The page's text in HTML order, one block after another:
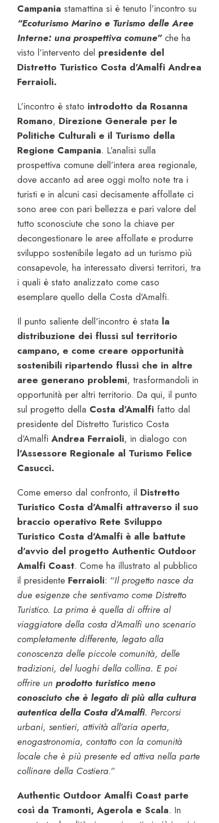
Campania stamattina si è tenuto l’incontro su
“Ecoturismo Marino e Turismo delle Aree
Interne: una prospettiva comune”che ha
visto l’intervento del presidente del
Distretto Turistico Costa d’Amalfi Andrea
Ferraioli.
L’incontro è stato introdotto da Rosanna
Romano, Direzione Generale per le
Politiche Culturali e il Turismo della
Regione Campania. L’analisi sulla
prospettiva comune dell’intera area regionale,
dove accanto ad aree oggi molto note tra i
turisti e in alcuni casi decisamente affollate ci
sono aree con pari bellezza e pari valore del
tutto sconosciute che sono la chiave per
decongestionare le aree affollate e produrre
sviluppo sostenibile legato ad un turismo più
consapevole, ha interessato diversi territori, tra
i quali è stato analizzato come caso
esemplare quello della Costa d’Amalfi.
Il punto saliente dell’incontro è stata la
distribuzione dei flussi sul territorio
campano, e come creare opportunità
sostenibili ripartendo flussi che in altre
aree generano problemi, trasformandoli in
opportunità per altri territorio. Da qui, il punto
sul progetto della Costa d’Amalfi fatto dal
presidente del Distretto Turistico Costa
d’Amalfi Andrea Ferraioli, in dialogo con
l’Assessore Regionale al Turismo Felice
Casucci.
Come emerso dal confronto, il Distretto
Turistico Costa d’Amalfi attraverso il suo
braccio operativo Rete Sviluppo
Turistico Costa d’Amalfi è alle battute
d’avvio del progetto Authentic Outdoor
Amalfi Coast. Come ha illustrato al pubblico
il presidente Ferraioli: “Il progetto nasce da
due esigenze che sentivamo come Distretto
Turistico. La prima è quella di offrire al
viaggiatore della costa d’Amalfi uno scenario
completamente differente, legato alla
conoscenza delle piccole comunità, delle
tradizioni, del luoghi della collina. E poi
offrire un prodotto turistico meno
conosciuto che è legato di più alla cultura
autentica della Costa d’Amalfi. Percorsi
urbani, sentieri, attività all’aria aperta,
enogastronomia, contatto con la comunità
locale che è più presente ed attiva nella parte
collinare della Costiera.”
Authentic Outdoor Amalfi Coast parte
così da Tramonti, Agerola e Scala. In